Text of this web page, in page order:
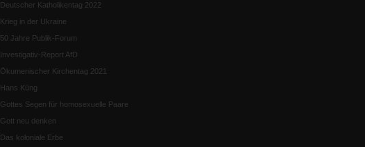
Deutscher Katholikentag 2022
Krieg in der Ukraine
50 Jahre Publik-Forum
Investigativ-Report AfD
Ökumenischer Kirchentag 2021
Hans Küng
Gottes Segen für homosexuelle Paare
Gott neu denken
Das koloniale Erbe